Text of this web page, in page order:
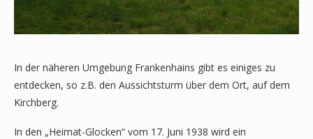
In der näheren Umgebung Frankenhains gibt es einiges zu
entdecken, so z.B. den Aussichtsturm über dem Ort, auf dem
Kirchberg.
In den „Heimat-Glocken“ vom 17. Juni 1938 wird ein